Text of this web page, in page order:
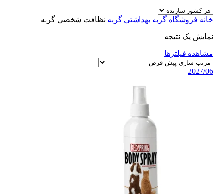
خانه فروشگاه گربه بهداشتی گربه نظافت شخصی گربه
نمایش یک نتیجه
مشاهده فیلترها
2027/06